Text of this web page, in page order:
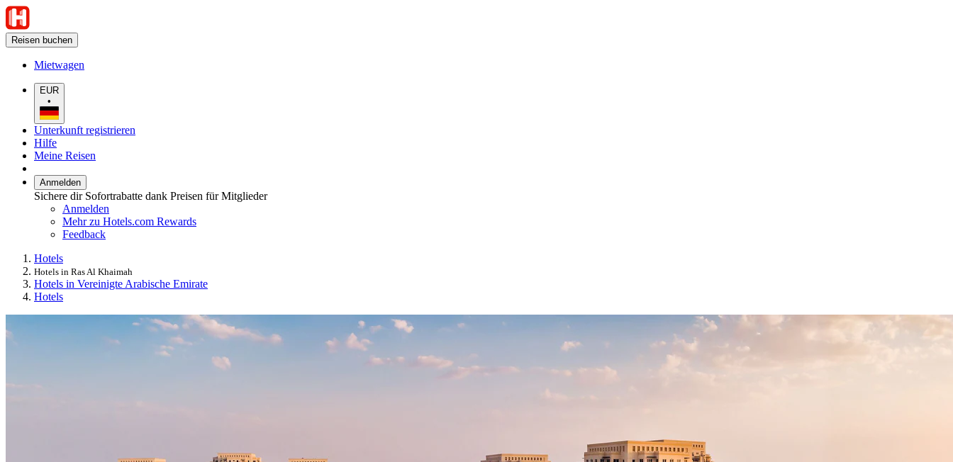
Reisen buchen
Mietwagen
EUR
•
Unterkunft registrieren
Hilfe
Meine Reisen
Anmelden
Sichere dir Sofortrabatte dank Preisen für Mitglieder
Anmelden
Mehr zu Hotels.com Rewards
Feedback
Hotels
Hotels in Ras Al Khaimah
Hotels in Vereinigte Arabische Emirate
Hotels